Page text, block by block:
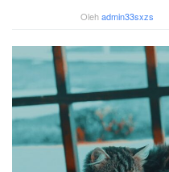
Olehadmin33sxzs